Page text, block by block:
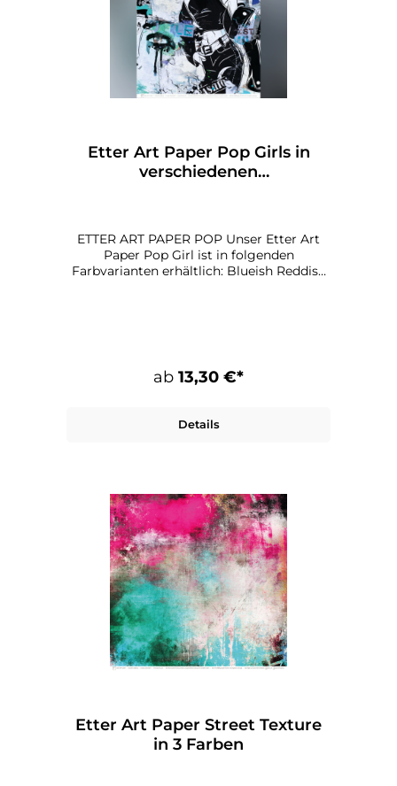
Etter Art Paper Pop Girls in
verschiedenen
ETTER ART PAPER POP Unser Etter Art
Paper Pop Girl ist in folgenden
Farbvarianten erhältlich: Blueish Reddish
ab 13,30 €*
Details
Etter Art Paper Street Texture
in 3 Farben